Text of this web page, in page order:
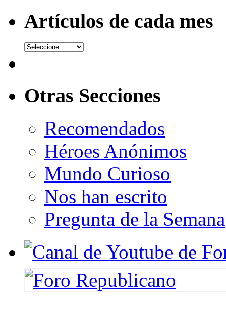
Artículos de cada mes
Otras Secciones
Recomendados
Héroes Anónimos
Mundo Curioso
Nos han escrito
Pregunta de la Semana